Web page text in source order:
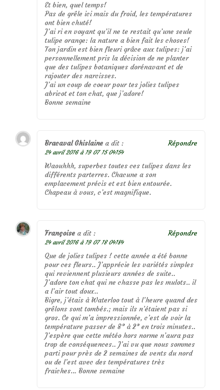
Et bien, quel temps!
Pas de grêle ici mais du froid, les températures
ont bien chuté!
J’ai ri en voyant qu’il ne te restait qu’une seule
tulipe orange: la nature a bien fait les choses!
Ton jardin est bien fleuri grâce aux tulipes: j’ai
personnellement pris la décision de ne planter
que des tulipes botaniques dorénavant et de
rajouter des narcisses.
J’ai un coup de coeur pour tes jolies tulipes
abricot et ton chat, que j’adore!
Bonne semaine
Bracaval Ghislaine a dit :
24 avril 2016 à 19 07 15 04154
Waouhhh, superbes toutes ces tulipes dans les
différents parterres. Chacune a son
emplacement précis et est bien entourée.
Chapeau à vous, c’est magnifique.
Répondre
Françoise a dit :
24 avril 2016 à 19 07 18 04184
Que de jolies tulipes ! cette année a été bonne
pour ces fleurs.. J’apprécie les variétés simples
qui reviennent plusieurs années de suite..
J’adore ton chat qui ne chasse pas les mulots.. il
a l’air tout doux..
Bigre, j’étais à Waterloo tout à l’heure quand des
grêlons sont tombés.; mais ils n’étaient pas si
gros. Ce qui m’a impressionnée, c’est de voir la
température passer de 8° à 2° en trois minutes..
J’espère que cette météo hors norme n’aura pas
trop de conséquences.. J’ai vu que nous sommes
parti pour près de 2 semaines de vents du nord
ou de l’est avec des températures très
fraiches… Bonne semaine
Répondre